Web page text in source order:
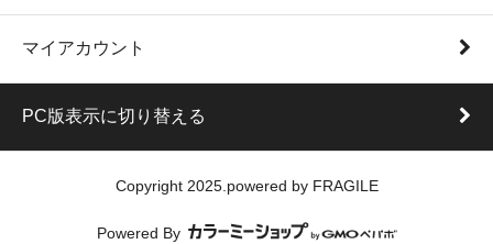
マイアカウント
PC版表示に切り替える
Copyright 2025.powered by FRAGILE
Powered By